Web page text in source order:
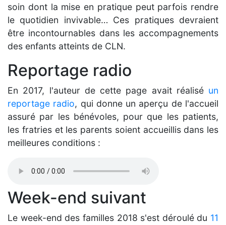
soin dont la mise en pratique peut parfois rendre
le quotidien invivable… Ces pratiques devraient
être incontournables dans les accompagnements
des enfants atteints de CLN.
Reportage radio
En 2017, l'auteur de cette page avait réalisé un
reportage radio, qui donne un aperçu de l'accueil
assuré par les bénévoles, pour que les patients,
les fratries et les parents soient accueillis dans les
meilleures conditions :
Week-end suivant
Le week-end des familles 2018 s'est déroulé du 11